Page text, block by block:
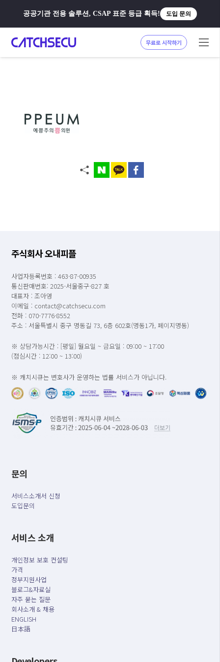
공공기관 전용 솔루션, CSAP 표준 등급 획득! 도입 문의
무료로 시작하기
주식회사 오내피플
사업자등록번호 : 463-87-00935
통신판매번호: 2025-서울중구-827 호
대표자 : 조아영
이메일 : contact@catchsecu.com
전화 : 070-7776-8552
주소 : 서울특별시 중구 명동길 73, 6층 602호(명동1가, 페이지명동)
※ 상담가능시간 : [평일] 월요일 ~ 금요일 : 09:00 ~ 17:00
(점심시간 : 12:00 ~ 13:00)
※ 캐치시큐는 변호사가 운영하는 법률 서비스가 아닙니다.
문의
서비스소개서 신청
도입문의
서비스 소개
개인정보 보호 컨설팅
가격
정부지원사업
블로그&자료실
자주 묻는 질문
회사소개 & 채용
ENGLISH
日本語